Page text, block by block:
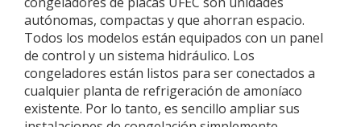
autónomas, compactas y que ahorran espacio.
Todos los modelos están equipados con un panel
de control y un sistema hidráulico. Los
congeladores están listos para ser conectados a
cualquier planta de refrigeración de amoníaco
existente. Por lo tanto, es sencillo ampliar sus